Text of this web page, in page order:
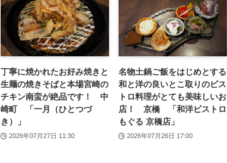
丁寧に焼かれたお好み焼きと
生麺の焼きそばと本場宮崎の
チキン南蛮が絶品です！ 中
崎町 「一月（ひとつづ
き）」
2026年07月27日 11:30
名物土鍋ご飯をはじめとする
和と洋の良いとこ取りのビス
トロ料理がとても美味しいお
店！ 京橋 「和洋ビストロ
もぐる 京橋店」
2026年07月26日 17:00